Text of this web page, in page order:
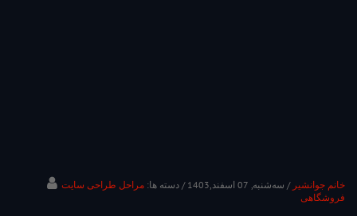
خانم جوانشیر / ﺳﻪشنبه, 07 اسفند,1403 / دسته ها: مراحل طراحی سایت
فروشگاهی